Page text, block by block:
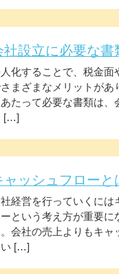
社設立に必要な書
化することで、税金面
まざまなメリットがあ
たって必要な書類は、
[…]
ャッシュフローと
経営を行っていくには
という考え方が重要に
会社の売上よりもキャ
い […]